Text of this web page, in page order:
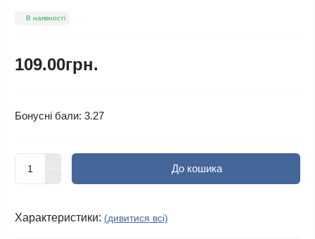
В наявності
109.00грн.
Бонусні бали: 3.27
До кошика
Характеристики: (дивитися всі)